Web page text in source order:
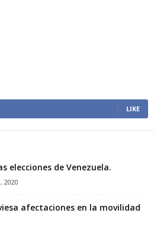
LIKE
elecciones de Venezuela.
2020
afectaciones en la movilidad